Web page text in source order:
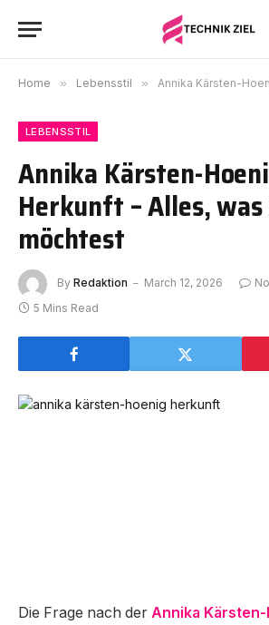
Home » Lebensstil » Annika Kärsten-Hoenig Herkunft
LEBENSSTIL
Annika Kärsten-
Herkunft – Alles,
möchtest
By Redaktion March 12, 2026
5 Mins Read
Die Frage nach der Annika